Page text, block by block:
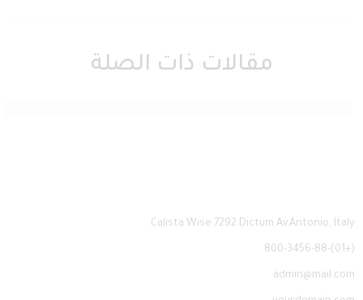
مقالات ذات الصلة
Calista Wise 7292 Dictum Av.Antonio, Italy.
(+01)-800-3456-88
admin@mail.com